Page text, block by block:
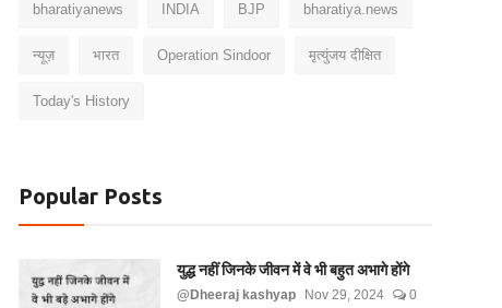
bharatiyanews INDIA BJP bharatiya.news
न्यूज़ भारत Operation Sindoor मृत्युंजय दीक्षित
Today's History
Popular Posts
युद्ध नहीं जिनके जीवन में वे भी बहुत अभागे होंगे
@Dheeraj kashyap Nov 29, 2024 0